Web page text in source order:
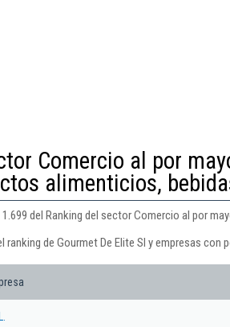
Comercio al por
alimenticios,
del Ranking del sector Comercio al por
de Gourmet De Elite Sl y empresas con